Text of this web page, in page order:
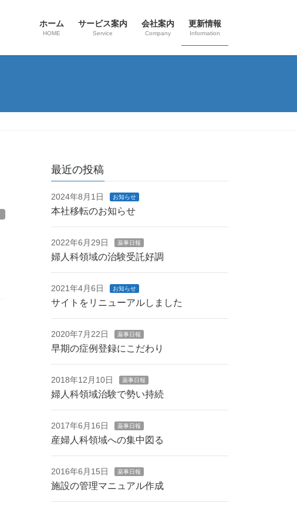
ホーム
HOME
サービス案内
Service
会社案内
Company
更新情報
Information
最近の投稿
2024年8月1日 お知らせ
本社移転のお知らせ
2022年6月29日 薬事日報
婦人科領域の治験受託好調
2021年4月6日 お知らせ
サイトをリニューアルしました
2020年7月22日 薬事日報
早期の症例登録にこだわり
2018年12月10日 薬事日報
婦人科領域治験で勢い持続
2017年6月16日 薬事日報
産婦人科領域への集中図る
2016年6月15日 薬事日報
施設の管理マニュアル作成